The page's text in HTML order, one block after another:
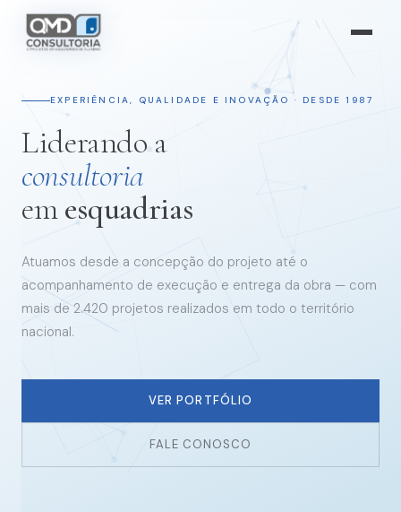
EXPERIÊNCIA, QUALIDADE E INOVAÇÃO · DESDE 1987
Liderando a
consultoria
emesquadrias
Atuamos desde a concepção do projeto até o
acompanhamento de execução e entrega da obra — com
mais de 2.420 projetos realizados em todo o território
nacional.
VER PORTFÓLIO
FALE CONOSCO